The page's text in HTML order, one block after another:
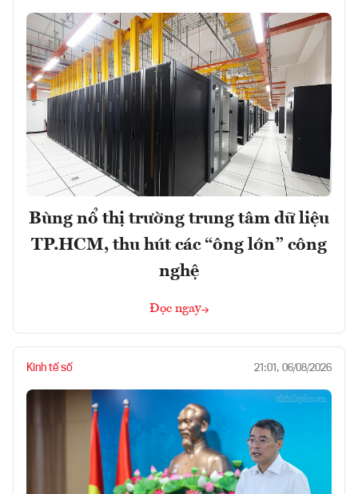
Bùng nổ thị trường trung tâm dữ liệu
TP.HCM, thu hút các “ông lớn” công
nghệ
Đọc ngay
Kinh tế số 21:01, 06/08/2026